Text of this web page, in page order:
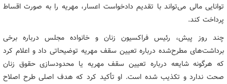
توانایی مالی می‌تواند با تقدیم دادخواست اعسار، مهریه را به صورت اقساط
پرداخت کند.
چند روز پیش، رئیس فراکسیون زنان و خانواده مجلس درباره برخی
برداشت‌های مطرح‌شده درباره تعیین سقف مهریه توضیحاتی داد و اعلام کرد
که هرگونه شایعه درباره تعیین سقف مهریه یا محدودسازی حقوق زنان
صحت ندارد و تکذیب شده است. او تأکید کرد که هدف اصلی طرح اصلاح